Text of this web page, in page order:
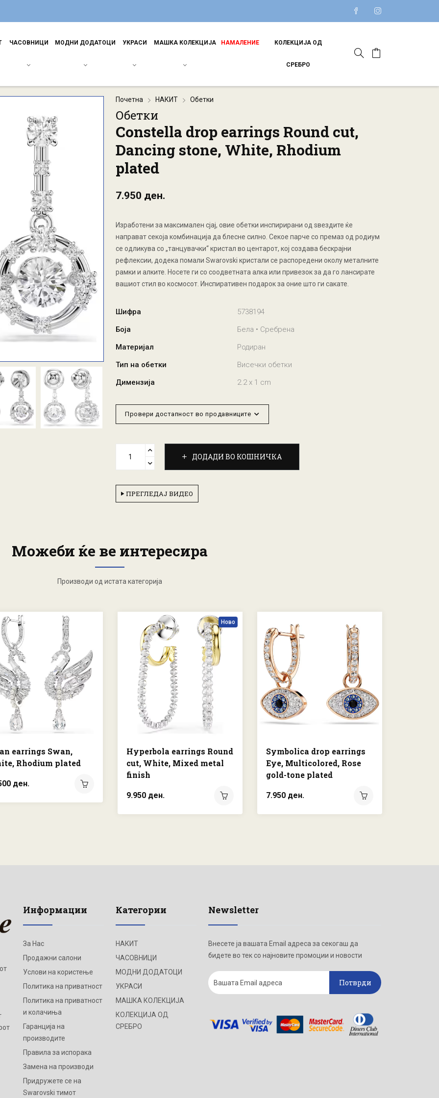
ЧАСОВНИЦИ МОДНИ ДОДАТОЦИ УКРАСИ МАШКА КОЛЕКЦИЈА НАМАЛЕНИЕ КОЛЕКЦИЈА ОД
СРЕБРО
Почетна НАКИТ Обетки
Обетки
Constella drop earrings Round cut,
Dancing stone, White, Rhodium
plated
7.950 ден.
Изработени за максимален сјај, овие обетки инспирирани од ѕвездите ќе
направат секоја комбинација да блесне силно. Секое парче со премаз од родиум
се одликува со „танцувачки“ кристал во центарот, кој создава бескрајни
рефлексии, додека помали Swarovski кристали се распоредени околу металните
рамки и алките. Носете ги со соодветната алка или привезок за да го лансирате
вашиот стил во космосот. Инспиративен подарок за оние што ги сакате.
Шифра
5738194
Боја
Бела • Сребрена
Материјал
Родиран
Тип на обетки
Висечки обетки
Димензија
2.2 x 1 cm
Провери достапност во продавниците
ДОДАДИ ВО КОШНИЧКА
ПРЕГЛЕДАЈ ВИДЕО
Можеби ќе ве интересира
Производи од истата категорија
earrings Swan,
Rhodium plated
ден.
Ново
Hyperbola earrings Round
cut, White, Mixed metal
finish
9.950 ден.
Symbolica drop earrings
Eye, Multicolored, Rose
gold-tone plated
7.950 ден.
Информации
За Нас
Продажни салони
Услови на користење
Политика на приватност
Политика на приватност
и колачиња
Гаранција на
производите
Правила за испорака
Замена на производи
Придружете се на
Swarovski тимот
Категории
НАКИТ
ЧАСОВНИЦИ
МОДНИ ДОДАТОЦИ
УКРАСИ
МАШКА КОЛЕКЦИЈА
КОЛЕКЦИЈА ОД
СРЕБРО
Newsletter
Внесете ја вашата Email адреса за секогаш да
бидете во тек со најновите промоции и новости
Потврди